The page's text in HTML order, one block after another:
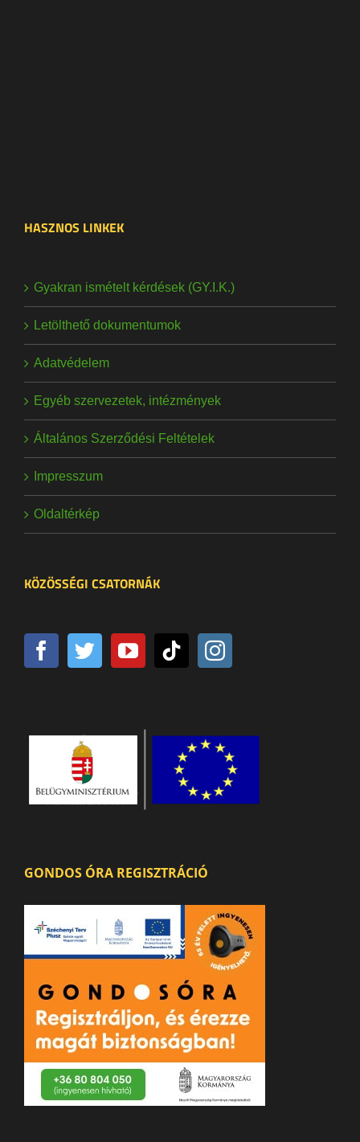
HASZNOS LINKEK
Gyakran ismételt kérdések (GY.I.K.)
Letölthető dokumentumok
Adatvédelem
Egyéb szervezetek, intézmények
Általános Szerződési Feltételek
Impresszum
Oldaltérkép
KÖZÖSSÉGI CSATORNÁK
GONDOS ÓRA REGISZTRÁCIÓ